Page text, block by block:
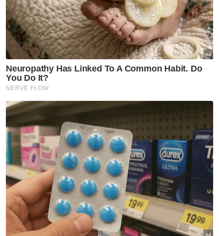
PRN Johor: Pilih wakil rakyat yang mampu beri
perkhidmatan terbaik - Azalina
"Antara isu utama yang akan kami
ketengahkan dalam PRN kali ini mencakupi
penyelesaian kos sara hidup iaitu merangka
langkah praktikal untuk meringankan beban
ekonomi rakyat serta pekerjaan berkualiti
dengan merangsang penawaran peluang
pekerjaan dengan gaji dan jaminan yang lebih
baik.
"Isu kelestarian alam turut menjadi fokus
utama selain perumahan mampu milik
dengan memastikan akses perumahan yang
adil dan mampu dimiliki oleh segenap lapisan
masyarakat.